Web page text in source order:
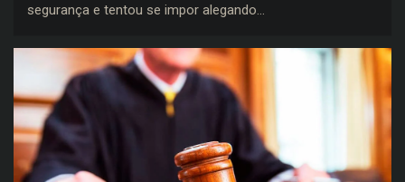
segurança e tentou se impor alegando…